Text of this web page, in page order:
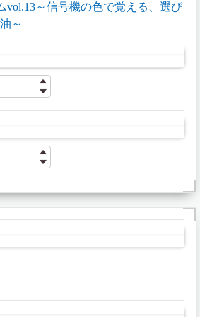
vol.13～信号機の色で覚える、選び
～